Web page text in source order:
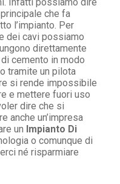
che fa
l’impianto. Per
dei cavi possiamo
direttamente
cemento in modo
tramite un pilota
si rende impossibile
e mettere fuori uso
dire che si
anche un’impresa
un Impianto Di
o comunque di
né risparmiare